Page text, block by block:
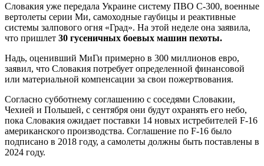
Словакия уже передала Украине систему ПВО С-300, военные
вертолеты серии Ми, самоходные гаубицы и реактивные
системы залпового огня «Град». На этой неделе она заявила,
что пришлет 30 гусеничных боевых машин пехоты.
Надь, оценивший МиГи примерно в 300 миллионов евро,
заявил, что Словакия потребует определенной финансовой
или материальной компенсации за свои пожертвования.
Согласно субботнему соглашению с соседями Словакии,
Чехией и Польшей, с сентября они будут охранять его небо,
пока Словакия ожидает поставки 14 новых истребителей F-16
американского производства. Соглашение по F-16 было
подписано в 2018 году, а самолеты должны быть поставлены в
2024 году.